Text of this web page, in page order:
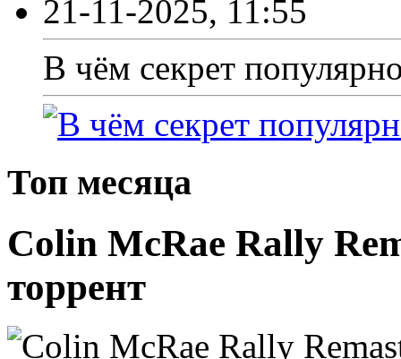
21-11-2025, 11:55
В чём секрет
Топ месяца
Colin McRae Rally
торрент